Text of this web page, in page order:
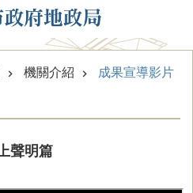
機關介紹 成果宣導影片
聲明篇